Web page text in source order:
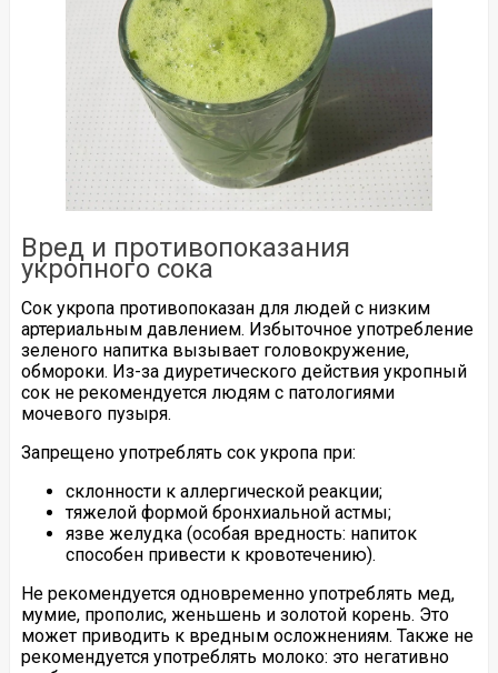
Вред и противопоказания
укропного сока
Сок укропа противопоказан для людей с низким
артериальным давлением. Избыточное употребление
зеленого напитка вызывает головокружение,
обмороки. Из-за диуретического действия укропный
сок не рекомендуется людям с патологиями
мочевого пузыря.
Запрещено употреблять сок укропа при:
склонности к аллергической реакции;
тяжелой формой бронхиальной астмы;
язве желудка (особая вредность: напиток
способен привести к кровотечению).
Не рекомендуется одновременно употреблять мед,
мумие, прополис, женьшень и золотой корень. Это
может приводить к вредным осложнениям. Также не
рекомендуется употреблять молоко: это негативно